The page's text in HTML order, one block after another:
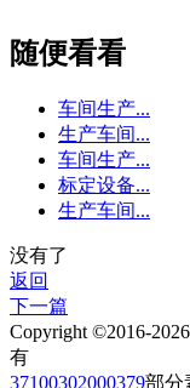
随便看看
车间生产...
生产车间...
车间生产...
标定设备...
生产车间...
没有了
返回
下一篇
Copyright ©2016-
有
37100302000379部分